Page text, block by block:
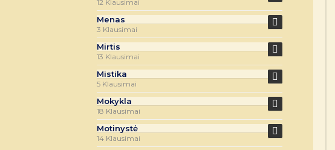
12 Klausimai
Menas
3 Klausimai
Mirtis
13 Klausimai
Mistika
5 Klausimai
Mokykla
18 Klausimai
Motinystė
14 Klausimai